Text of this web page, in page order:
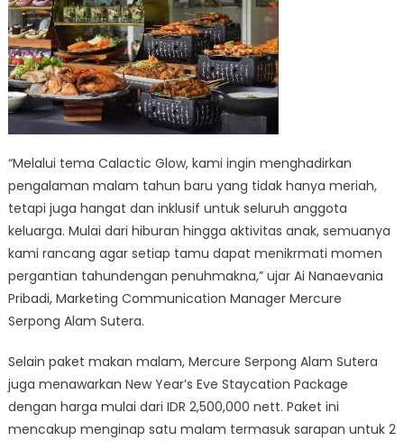
“Melalui tema Calactic Glow, kami ingin menghadirkan
pengalaman malam tahun baru yang tidak hanya meriah,
tetapi juga hangat dan inklusif untuk seluruh anggota
keluarga. Mulai dari hiburan hingga aktivitas anak, semuanya
kami rancang agar setiap tamu dapat menikrmati momen
pergantian tahundengan penuhmakna,” ujar Ai Nanaevania
Pribadi, Marketing Communication Manager Mercure
Serpong Alam Sutera.
Selain paket makan malam, Mercure Serpong Alam Sutera
juga menawarkan New Year’s Eve Staycation Package
dengan harga mulai dari IDR 2,500,000 nett. Paket ini
mencakup menginap satu malam termasuk sarapan untuk 2